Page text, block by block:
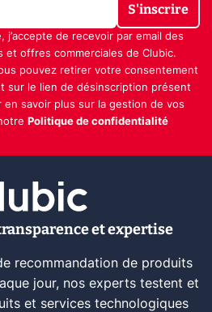
S'inscrire
j’accepte de recevoir par email des
et offres commerciales de Clubic.
pouvez retirer votre consentement
sur le lien de désinscription présent
en savoir plus sur la gestion de vos
Politique de confidentialité
et expertise
recommandation de produits
jour, nos experts testent et
et services technologiques